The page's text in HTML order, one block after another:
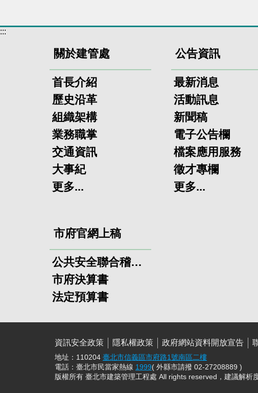
:::
關於建管處
首長介紹
歷史沿革
組織架構
業務職掌
交通資訊
大事紀
更多...
公告資訊
最新消息
活動訊息
新聞稿
電子公告欄
檔案應用服務
徵才專欄
更多...
市府官網上稿
公共安全聯合稽查小組
市府決算書
法定預算書
資訊安全政策 隱私權政策 政府網站資料開放宣告
地址：110204 臺北市信義區市府路1號南區二樓
電話：臺北市民當家熱線 1999( 外縣市請撥 02-27208889 )
版權所有 臺北市建築管理工程處 All rights reserved，建議解析